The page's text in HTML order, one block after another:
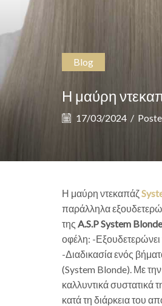
Blog
Η μαύρη
17/03/2024 /
Η μαύρη ντεκαπάζ
παράλληλα
της A.S.P System Blonde
οφέλη: -Εξουδετερώνει
-Διαδικασία ενός
(System Blonde). Με
καλλυντικά συστατικά
κατά τη διάρκεια του